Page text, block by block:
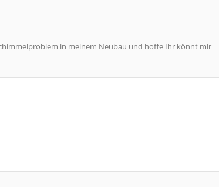
in meinem Neubau und hoffe Ihr könnt mir